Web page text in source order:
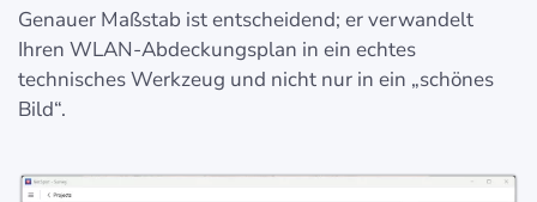
Genauer Maßstab ist entscheidend; er verwandelt
Ihren WLAN-Abdeckungsplan in ein echtes
technisches Werkzeug und nicht nur in ein „schönes
Bild“.